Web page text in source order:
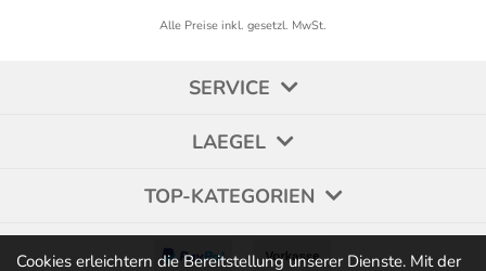
Cookies erleichtern die Bereitstellung unserer Dienste. Mit der
Alle Preise inkl. gesetzl. MwSt.
SERVICE
LAEGEL
TOP-KATEGORIEN